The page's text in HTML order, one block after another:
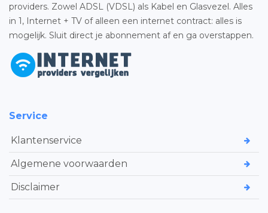
providers. Zowel ADSL (VDSL) als Kabel en Glasvezel. Alles
in 1, Internet + TV of alleen een internet contract: alles is
mogelijk. Sluit direct je abonnement af en ga overstappen.
Service
Klantenservice
Algemene voorwaarden
Disclaimer